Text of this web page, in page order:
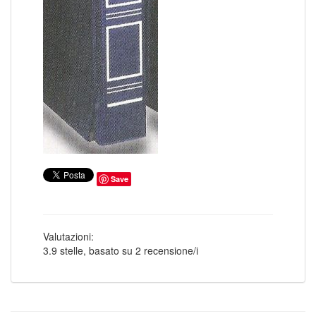
EUROPA CEPT 1959 8
EUROPA CEPT 1960 19
EUROPA CEPT 1961 16
EUROPA CEPT 1962 17
EUROPA CEPT 1963 18
EUROPA CEPT 1964 18
EUROPA CEPT 1965 18
EUROPA CEPT 1966 18
EUROPA CEPT 1967 18
EUROPA CEPT 1968 16
EUROPA CEPT 1969 25
EUROPA CEPT 1970 18
EUROPA CEPT 1971 20
EUROPA CEPT 1973 23
EUROPA CEPT 1974 22
EUROPA CEPT MINIFOGLI
F.D.C. SOVRANO MILITARE ORDINE DI MALTA 217
FOLDER FILATELICI 1
Save
Valutazioni:
3.9 stelle, basato su 2 recensione/i